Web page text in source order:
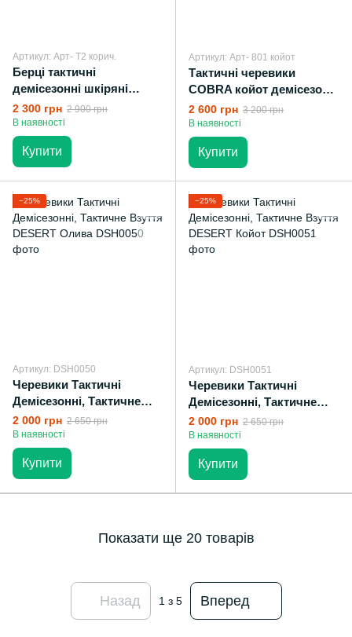
Артикул: Арт- Т2 корич.
Берці тактичні
демісезонні шкіряні
коричневі військові
2 300 грн 2 900 грн
В наявності
Купити
Артикул: Арт- 801 койот
Тактичні черевики
COBRA койот демісезонні
шкіряні
2 600 грн 3 200 грн
В наявності
Купити
−25%
Артикул: DSH0050
Черевики Тактичні
Демісезонні, Тактичне
Взуття DESERT Олива
2 000 грн 2 650 грн
В наявності
Купити
−25%
Артикул: DSH0051
Черевики Тактичні
Демісезонні, Тактичне
Взуття DESERT Койот
2 000 грн 2 650 грн
В наявності
Купити
Показати ще 20 товарів
Назад 1з 5 Вперед